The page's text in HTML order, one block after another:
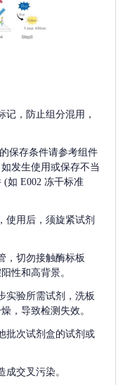
记，防止组分混用，
保存条件请参考组件
发生使用或保存不当
(如 E002 冻干标准
使用后，须旋紧试剂
，切勿接触酶标板
性和高背景。
实验所需试剂，洗板
，导致检测失效。
批次试剂盒的试剂或
交叉污染。